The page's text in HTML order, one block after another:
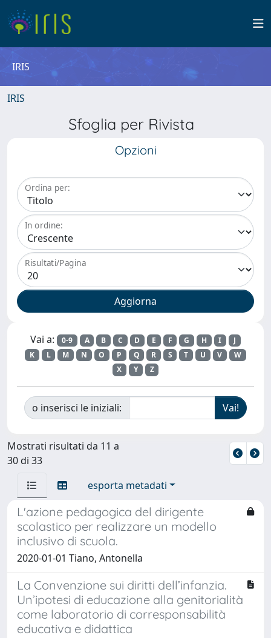
IRIS
IRIS
Sfoglia per Rivista
Opzioni
Ordina per:
In ordine:
Risultati/Pagina
Vai a: 0-9 A B C D E F G H I
J
K
L M N O P Q R S T U V
W
X
Y Z
o inserisci le iniziali:
Mostrati risultati da 11 a
30 di 33
esporta metadati
L'azione pedagogica del dirigente
scolastico per realizzare un modello
inclusivo di scuola.
2020-01-01 Tiano, Antonella
La Convenzione sui diritti dell’infanzia.
Un’ipotesi di educazione alla genitorialità
come laboratorio di corresponsabilità
educativa e didattica